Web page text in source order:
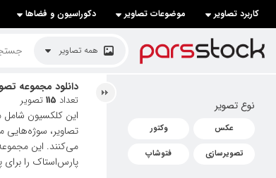
کاربرد تصاویر موضوعات تصاویر دکوراسیون و فضاها
همه تصاویر
دانلود مجموعه
تعداد 115تصویر
این کلکسیون شامل
تصاویر، سوژه‌هایی
می‌کنند. این
پارس‌استاک را
نوع تصویر
عکس وکتور
تصویرسازی فتوشاپ
لیست قیمت ها
موضوعات تصاویر
دکوراسیون و فضاها
هنرمندان ایرانی